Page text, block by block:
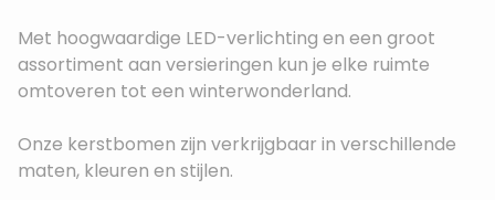
Met hoogwaardige LED-verlichting en een groot
assortiment aan versieringen kun je elke ruimte
omtoveren tot een winterwonderland.
Onze kerstbomen zijn verkrijgbaar in verschillende
maten, kleuren en stijlen.